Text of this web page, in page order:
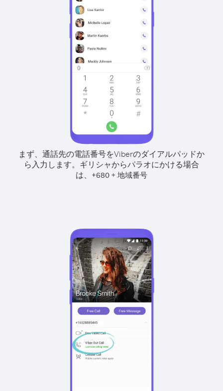
まず、通話先の電話番号をViberのダイアルパッドか
ら入力します。 ギリシャからパラオにかける場合
は、 +680 + 地域番号